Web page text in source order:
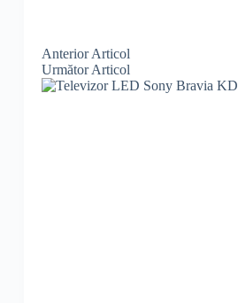
AnteriorArticol
UrmătorArticol